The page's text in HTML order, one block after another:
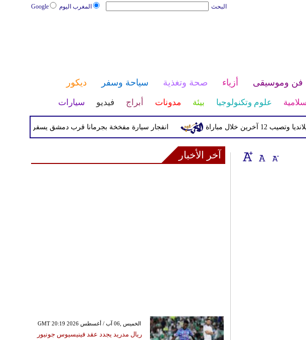
المغرب اليوم Google البحث
فن وموسيقى أزياء صحة وتغذية سياحة وسفر ديكور
علوم وتكنولوجيا بيئة مدونات أبراج فيديو سيارات
انفجار سيارة مفخخة بجرمانا قرب دمشق يسفر عن قتيلين و13 مصاباً مباراة
آخر الأخبار
GMT 20:19 2026 الخميس ,06 آب / أغسطس
ريال مدريد يجدد عقد فينيسيوس جونيور